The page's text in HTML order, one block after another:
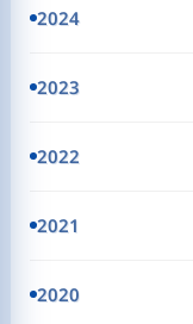
2024
2023
2022
2021
2020